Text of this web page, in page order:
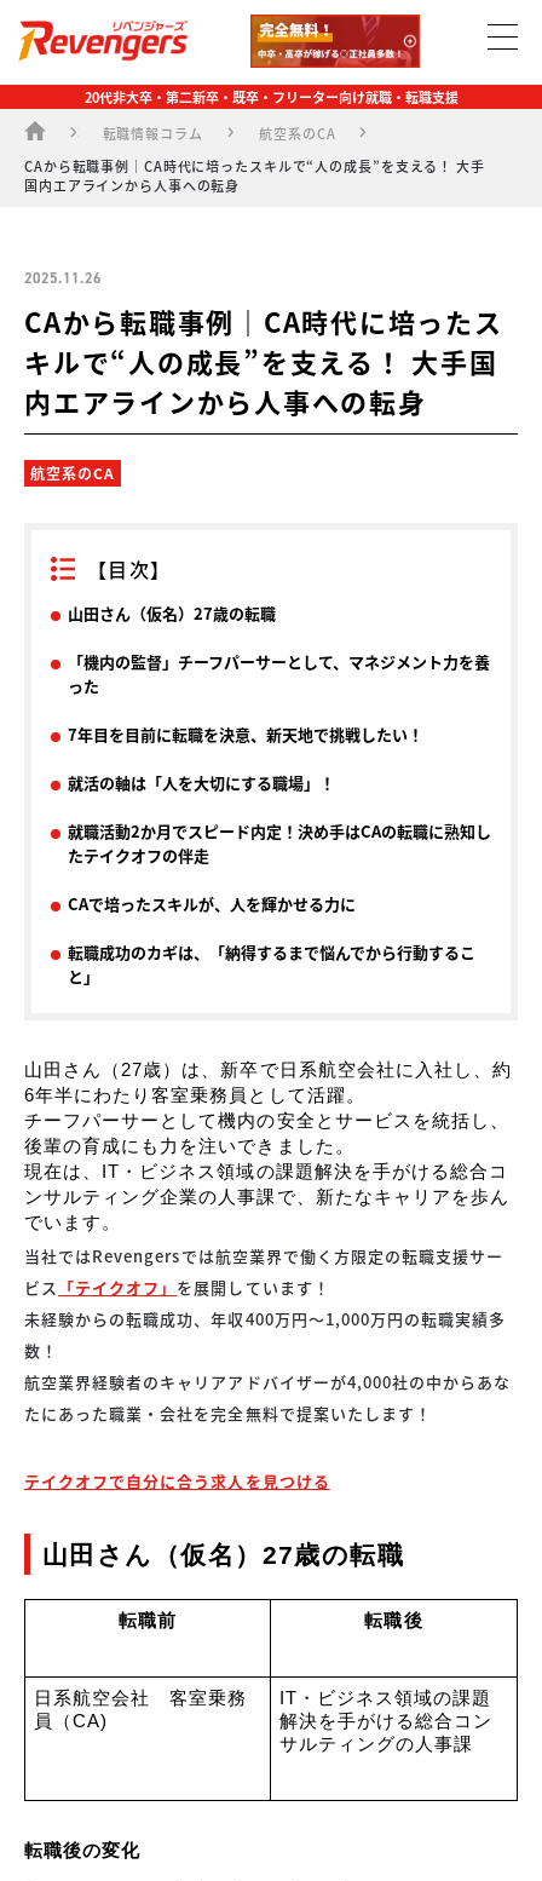
20代非大卒・第二新卒・既卒・フリーター向け就職・転職支援
転職情報コラム
航空系のCA
CAから転職事例｜CA時代に培ったスキルで“人の成長”を支える！ 大手
国内エアラインから人事への転身
2025.11.26
CAから転職事例｜CA時代に培ったス
キルで“人の成長”を支える！ 大手国
内エアラインから人事への転身
航空系のCA
【目次】
山田さん（仮名）27歳の転職
「機内の監督」チーフパーサーとして、マネジメント力を養
った
7年目を目前に転職を決意、新天地で挑戦したい！
就活の軸は「人を大切にする職場」！
就職活動2か月でスピード内定！決め手はCAの転職に熟知し
たテイクオフの伴走
CAで培ったスキルが、人を輝かせる力に
転職成功のカギは、「納得するまで悩んでから行動するこ
と」
山田さん（27歳）は、新卒で日系航空会社に入社し、約
6年半にわたり客室乗務員として活躍。
チーフパーサーとして機内の安全とサービスを統括し、
後輩の育成にも力を注いできました。
現在は、IT・ビジネス領域の課題解決を手がける総合コ
ンサルティング企業の人事課で、新たなキャリアを歩ん
でいます。
当社ではRevengersでは航空業界で働く方限定の転職支援サー
ビス 「テイクオフ」 を展開しています！
未経験からの転職成功、年収400万円～1,000万円の転職実績多
数！
航空業界経験者のキャリアアドバイザーが4,000社の中からあな
たにあった職業・会社を完全無料で提案いたします！
テイクオフで自分に合う求人を見つける
山田さん（仮名）27歳の転職
転職前 転職後
日系航空会社 客室乗務
員（CA)
IT・ビジネス領域の課題
解決を手がける総合コン
サルティングの人事課
転職後の変化